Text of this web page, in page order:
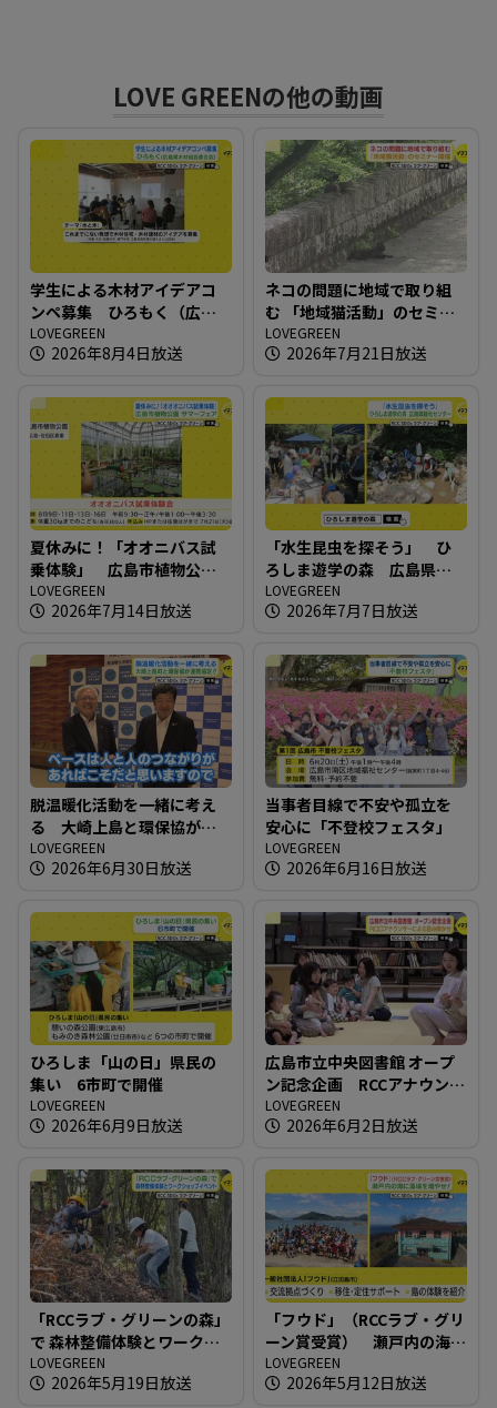
LOVE GREENの他の動画
学生による木材アイデアコ
ンペ募集 ひろもく（広島
県木材組合連合会）
LOVEGREEN
2026年8月4日放送
ネコの問題に地域で取り組
む 「地域猫活動」のセミナ
ー開催
LOVEGREEN
2026年7月21日放送
夏休みに！「オオニバス試
乗体験」 広島市植物公園
サマーフェア
LOVEGREEN
2026年7月14日放送
「水生昆虫を探そう」 ひ
ろしま遊学の森 広島県緑
化センター
LOVEGREEN
2026年7月7日放送
脱温暖化活動を一緒に考え
る 大崎上島と環保協が連
携協定！！
LOVEGREEN
2026年6月30日放送
当事者目線で不安や孤立を
安心に「不登校フェスタ」
LOVEGREEN
2026年6月16日放送
ひろしま「山の日」県民の
集い 6市町で開催
LOVEGREEN
2026年6月9日放送
広島市立中央図書館 オープ
ン記念企画 RCCアナウンサ
ーによる読み聞かせ
LOVEGREEN
2026年6月2日放送
「RCCラブ・グリーンの森」
で 森林整備体験とワークシ
ョップイベント
LOVEGREEN
2026年5月19日放送
「フウド」（RCCラブ・グリ
ーン賞受賞） 瀬戸内の海
に藻場を増やせ！
LOVEGREEN
2026年5月12日放送